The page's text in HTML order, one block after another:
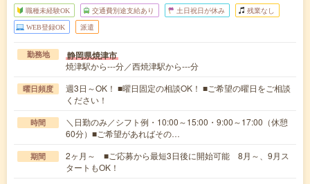
職種未経験OK 交通費別途支給あり 土日祝日が休み 残業なし
WEB登録OK 派遣
勤務地 静岡県焼津市
焼津駅から---分／西焼津駅から---分
曜日頻度
週3日～OK！ ■曜日固定の相談OK！ ■ご希望の曜日をご相談
ください！
時間
＼日勤のみ／シフト例・10:00～15:00・9:00～17:00（休憩
60分）■ご希望があればその…
期間
2ヶ月～ ■ご応募から最短3日後に開始可能 8月～、9月ス
タートもOK！